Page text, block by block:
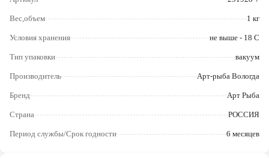
Вес,объем 1 кг
Условия хранения не выше - 18 C
Тип упаковки вакуум
Производитель Арт-рыба Вологда
Бренд Арт Рыба
Страна РОССИЯ
Период службы/Срок годности 6 месяцев